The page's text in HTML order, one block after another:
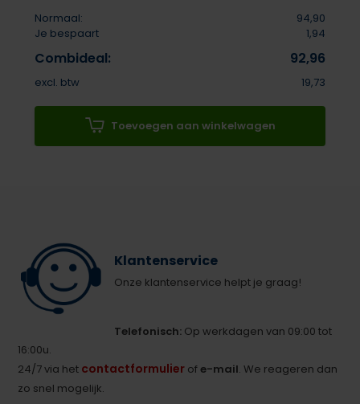
Normaal:
94,90
Je bespaart
1,94
Combideal: 92,96
excl. btw 19,73
Toevoegen aan winkelwagen
Klantenservice
Onze klantenservice helpt je graag!
Telefonisch: Op werkdagen van 09:00 tot
16:00u.
24/7 via het contactformulier ofe-mail. We reageren dan
zo snel mogelijk.